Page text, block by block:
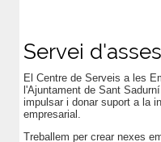
Servei
El Centre de Serveis a les
l'Ajuntament de Sant
impulsar i donar suport a la
empresarial.
Treballem per crear nexes